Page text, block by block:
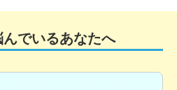
でいるあなたへ